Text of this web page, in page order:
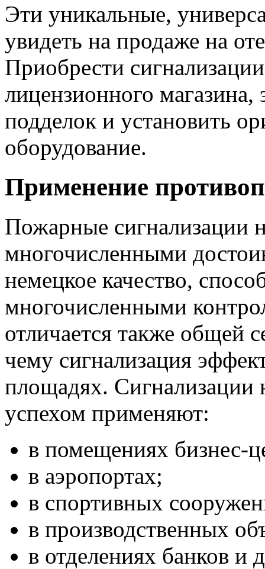
Эти уникальные,
увидеть на продаже на
Приобрести
лицензионного
подделок и установить
оборудование.
Применение
Пожарные сигнализации
многочисленными
немецкое качество,
многочисленными
отличается также общей
чему сигнализация
площадях. Сигнализации
успехом применяют:
в помещениях бизнес-
в аэропортах;
в спортивных
в производственных
в отделениях банков и